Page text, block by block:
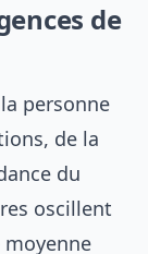
de
personne
de la
du
oscillent
moyenne